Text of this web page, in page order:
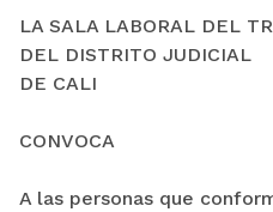
LA SALA LABORAL DEL
DEL DISTRITO JUDICIAL
DE CALI
CONVOCA
A las personas que